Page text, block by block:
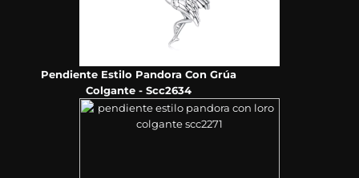
Pendiente Estilo Pandora Con Grúa
Colgante - Scc2634